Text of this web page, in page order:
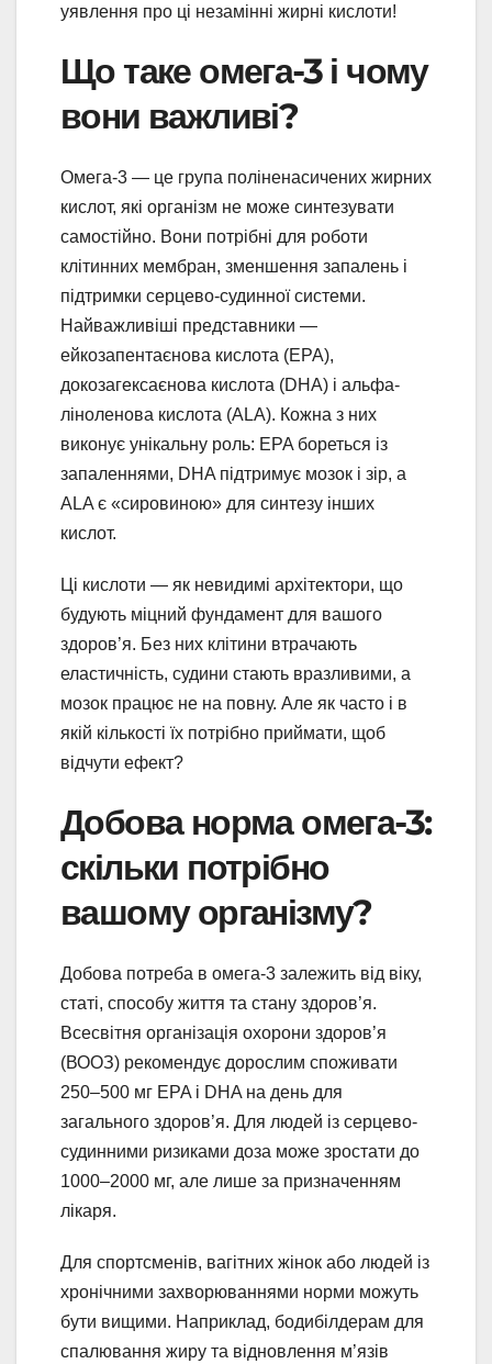
уявлення про ці незамінні жирні кислоти!
Що таке омега-3 і чому
вони важливі?
Омега-3 — це група поліненасичених жирних
кислот, які організм не може синтезувати
самостійно. Вони потрібні для роботи
клітинних мембран, зменшення запалень і
підтримки серцево-судинної системи.
Найважливіші представники —
ейкозапентаєнова кислота (EPA),
докозагексаєнова кислота (DHA) і альфа-
ліноленова кислота (ALA). Кожна з них
виконує унікальну роль: EPA бореться із
запаленнями, DHA підтримує мозок і зір, а
ALA є «сировиною» для синтезу інших
кислот.
Ці кислоти — як невидимі архітектори, що
будують міцний фундамент для вашого
здоров’я. Без них клітини втрачають
еластичність, судини стають вразливими, а
мозок працює не на повну. Але як часто і в
якій кількості їх потрібно приймати, щоб
відчути ефект?
Добова норма омега-3:
скільки потрібно
вашому організму?
Добова потреба в омега-3 залежить від віку,
статі, способу життя та стану здоров’я.
Всесвітня організація охорони здоров’я
(ВООЗ) рекомендує дорослим споживати
250–500 мг EPA і DHA на день для
загального здоров’я. Для людей із серцево-
судинними ризиками доза може зростати до
1000–2000 мг, але лише за призначенням
лікаря.
Для спортсменів, вагітних жінок або людей із
хронічними захворюваннями норми можуть
бути вищими. Наприклад, бодибілдерам для
спалювання жиру та відновлення м’язів